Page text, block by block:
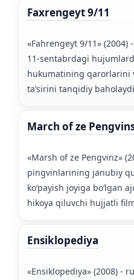
Faxrengeyt 9/11
«Fahrengeyt 9/11»
11-sentabrdagi
hukumatining qarorlarini
taʼsirini tanqidiy
March of ze
«Marsh of ze Pengvinz»
pingvinlarining janubiy
koʻpayish joyiga boʻlgan
hikoya qiluvchi hujjatli
Ensiklopediya
«Ensiklopediya» (2008) -